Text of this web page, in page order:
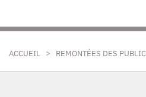
ACCUEIL > REMONTÉES DES